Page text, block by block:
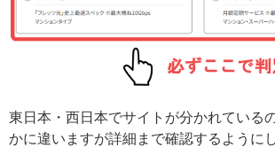
東日本・西日本でサイトが分かれている
かに違いますが詳細まで確認するように